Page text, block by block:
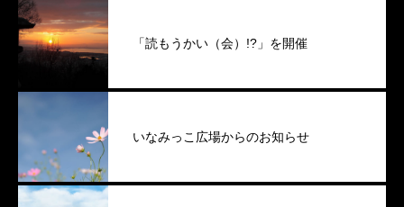
「読もうかい（会）!?」を開催
いなみっこ広場からのお知らせ